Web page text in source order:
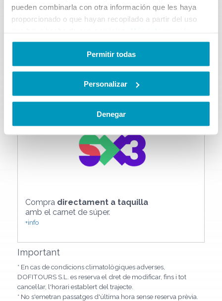
pueden combinarla con otra información que les haya
proporcionado o que hayan recopilado a partir del uso
Permitir todas
Personalizar
Denegar
FAMILY PACK
2 adults + 2 nens.
El descompte s'aplica automàticament
Compra directament a taquilla
amb el carnet de súper.
+info
Important
* En cas de condicions climatològiques adverses,
DOFITOURS S.L. es reserva el dret de modificar, fins i tot
cancel·lar, l'horari establert del trajecte.
* No s'emetran passatges d'última hora sense reserva prèvia.